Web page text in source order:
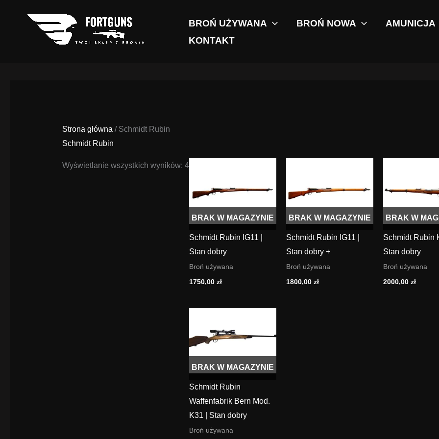
BROŃ UŻYWANA BROŃ NOWA AMUNICJA
KONTAKT
Strona główna/ Schmidt Rubin
Schmidt Rubin
Wyświetlanie wszystkich wyników: 4
BRAK W MAGAZYNIE
Schmidt Rubin IG11 |
Stan dobry
Broń używana
1750,00 zł
BRAK W MAGAZYNIE
Schmidt Rubin IG11 |
Stan dobry +
Broń używana
1800,00 zł
BRAK W
Schmidt Rubin
Stan dobry
Broń używana
2000,00zł
BRAK W MAGAZYNIE
Schmidt Rubin
Waffenfabrik Bern Mod.
K31 | Stan dobry
Broń używana